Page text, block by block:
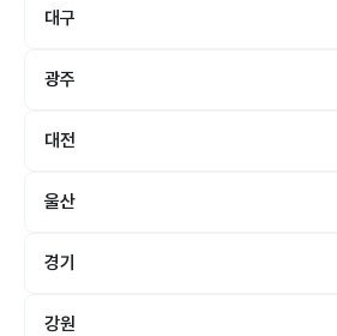
대구
광주
대전
울산
경기
강원